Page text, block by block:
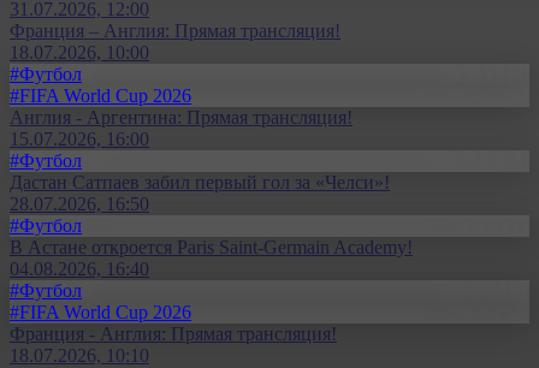
31.07.2026, 12:00
Франция – Англия: Прямая трансляция!
18.07.2026, 10:00
#Футбол
#FIFA World Cup 2026
Англия - Аргентина: Прямая трансляция!
15.07.2026, 16:00
#Футбол
Дастан Сатпаев забил первый гол за «Челси»!
28.07.2026, 16:50
#Футбол
В Астане откроется Paris Saint-Germain Academy!
04.08.2026, 16:40
#Футбол
#FIFA World Cup 2026
Франция - Англия: Прямая трансляция!
18.07.2026, 10:10